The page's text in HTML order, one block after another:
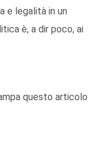
e legalità in un
è, a dir poco, ai
questo articolo